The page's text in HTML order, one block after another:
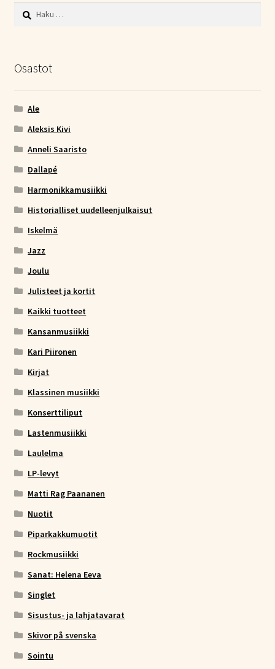
Haku:
Osastot
Ale
Aleksis Kivi
Anneli Saaristo
Dallapé
Harmonikkamusiikki
Historialliset uudelleenjulkaisut
Iskelmä
Jazz
Joulu
Julisteet ja kortit
Kaikki tuotteet
Kansanmusiikki
Kari Piironen
Kirjat
Klassinen musiikki
Konserttiliput
Lastenmusiikki
Laulelma
LP-levyt
Matti Rag Paananen
Nuotit
Piparkakkumuotit
Rockmusiikki
Sanat: Helena Eeva
Singlet
Sisustus- ja lahjatavarat
Skivor på svenska
Sointu